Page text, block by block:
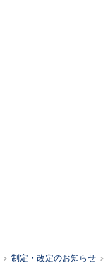
>制定・改定のお知らせ